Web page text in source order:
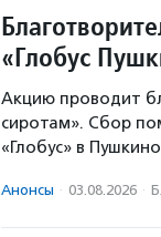
«Глобус
Акцию проводит
сиротам». Сбор
«Глобус» в
Анонсы · 03.08.2026 ·